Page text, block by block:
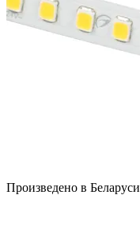
Произведено в Беларуси